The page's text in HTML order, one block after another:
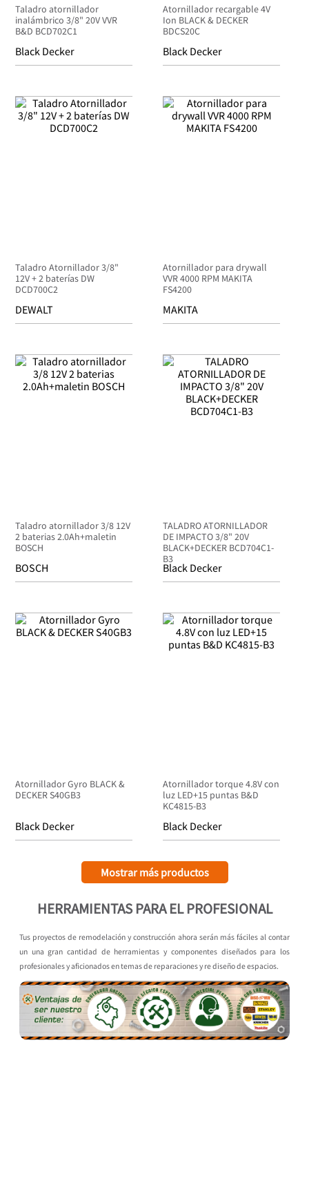
Taladro atornillador
inalámbrico 3/8" 20V VVR
B&D BCD702C1
Black Decker
Atornillador recargable 4V
Ion BLACK & DECKER
BDCS20C
Black Decker
Taladro Atornillador 3/8"
12V + 2 baterías DW
DCD700C2
DEWALT
Atornillador para drywall
VVR 4000 RPM MAKITA
FS4200
MAKITA
Taladro atornillador 3/8 12V
2 baterias 2.0Ah+maletin
BOSCH
BOSCH
TALADRO ATORNILLADOR
DE IMPACTO 3/8" 20V
BLACK+DECKER BCD704C1-
B3
Black Decker
Atornillador Gyro BLACK &
DECKER S40GB3
Black Decker
Atornillador torque 4.8V con
luz LED+15 puntas B&D
KC4815-B3
Black Decker
HERRAMIENTAS PARA EL PROFESIONAL
Tus proyectos de remodelación y construcción ahora serán más fáciles al contar
un una gran cantidad de herramientas y componentes diseñados para los
profesionales y aficionados en temas de reparaciones y re diseño de espacios.